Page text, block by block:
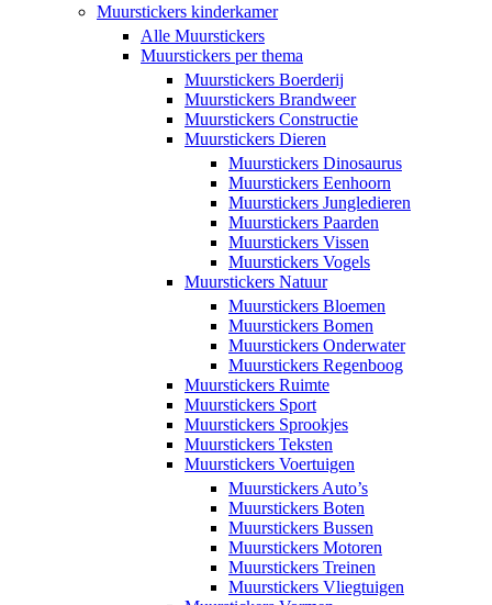
Muurstickers kinderkamer
Alle Muurstickers
Muurstickers per thema
Muurstickers Boerderij
Muurstickers Brandweer
Muurstickers Constructie
Muurstickers Dieren
Muurstickers Dinosaurus
Muurstickers Eenhoorn
Muurstickers Jungledieren
Muurstickers Paarden
Muurstickers Vissen
Muurstickers Vogels
Muurstickers Natuur
Muurstickers Bloemen
Muurstickers Bomen
Muurstickers Onderwater
Muurstickers Regenboog
Muurstickers Ruimte
Muurstickers Sport
Muurstickers Sprookjes
Muurstickers Teksten
Muurstickers Voertuigen
Muurstickers Auto’s
Muurstickers Boten
Muurstickers Bussen
Muurstickers Motoren
Muurstickers Treinen
Muurstickers Vliegtuigen